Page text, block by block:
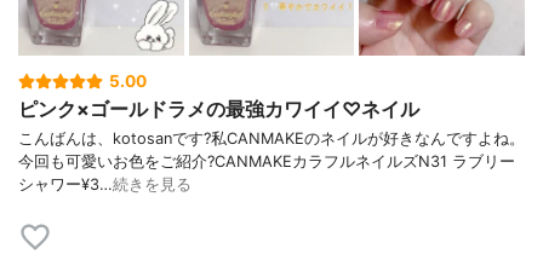
5.00
ピンク×ゴールドラメの最強カワイイ♡ネイル
こんばんは、kotosanです?私CANMAKEのネイルが好きなんですよね。
今回も可愛いお色をご紹介?CANMAKEカラフルネイルズN31 ラブリー
シャワー¥3…続きを見る